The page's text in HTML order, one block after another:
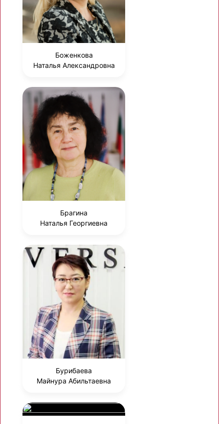
Боженкова
Наталья Александровна
Брагина
Наталья Георгиевна
Бурибаева
Майнура Абильтаевна